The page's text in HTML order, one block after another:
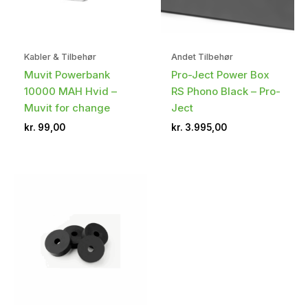
Kabler & Tilbehør
Muvit Powerbank
10000 MAH Hvid –
Muvit for change
kr. 99,00
Andet Tilbehør
Pro-Ject Power Box
RS Phono Black – Pro-
Ject
kr. 3.995,00